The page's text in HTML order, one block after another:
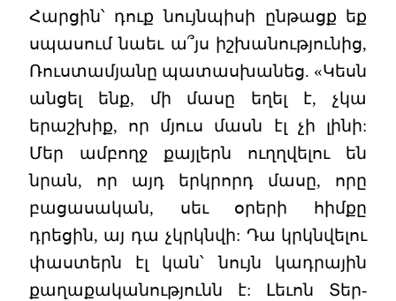
Հարցին՝ դուք նույնպիսի ընթացք եք
սպասում նաեւ ա՞յս իշխանությունից,
Ռուստամյանը պատասխանեց. «Կեսն
անցել ենք, մի մասը եղել է, չկա
երաշխիք, որ մյուս մասն էլ չի լինի:
Մեր ամբողջ քայլերն ուղղվելու են
նրան, որ այդ երկրորդ մասը, որը
բացասական, սեւ օրերի հիմքը
դրեցին, այ դա չկրկնվի: Դա կրկնվելու
փաստերն էլ կան՝ նույն կադրային
քաղաքականությունն է: Լեւոն Տեր-